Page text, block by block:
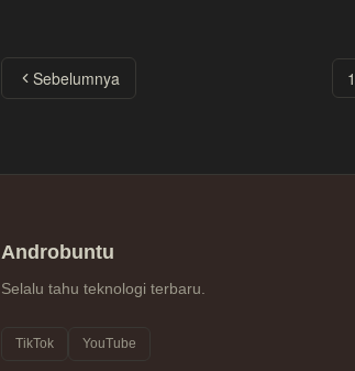
Sebelumnya 1
Androbuntu
Selalu tahu teknologi terbaru.
TikTok YouTube